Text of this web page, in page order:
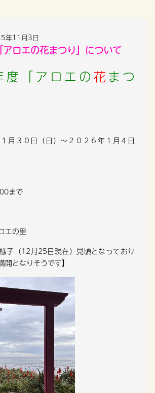
年11月3日
ロエの花まつり」について
度「アロエの花まつ
月３０日（日）～２０２６年１月４日
まで
エの里
様子（12月25日現在）見頃となっており
となりそうです】